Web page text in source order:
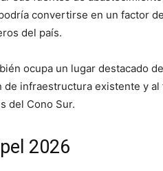
convertirse en un factor
del país.
ocupa un lugar destacado
de infraestructura existente y
del Cono Sur.
2026